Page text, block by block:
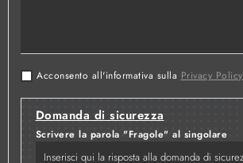
Acconsento all'informativa sulla Privacy Policy
Domanda di sicurezza
Scrivere la parola "Fragole" al singolare